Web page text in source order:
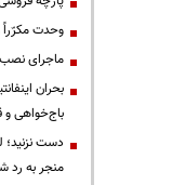
وحدت مکرّراً
ماجرای
بحران
باج‌خواهی و
دست
منجر به رد